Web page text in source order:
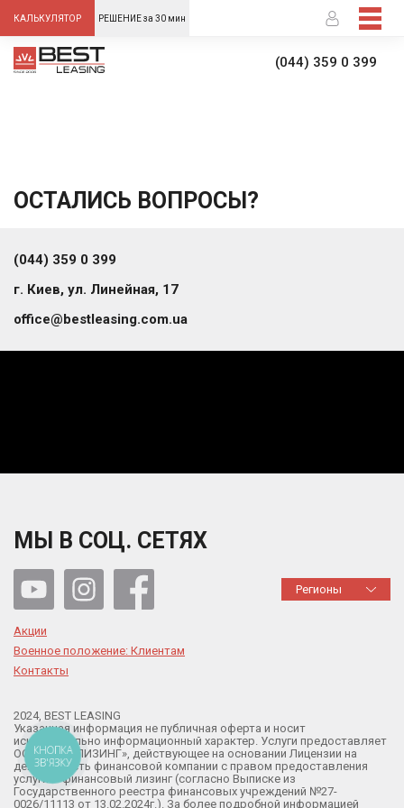
КАЛЬКУЛЯТОР РЕШЕНИЕ за 30 мин
(044) 359 0 399
ОСТАЛИСЬ ВОПРОСЫ?
(044) 359 0 399
г. Киев, ул. Линейная, 17
office@bestleasing.com.ua
МЫ В СОЦ. СЕТЯХ
Регионы
Акции
Военное положение: Клиентам
Контакты
2024, BEST LEASING
Указанная информация не публичная оферта и носит
исключительно информационный характер. Услуги предоставляет
ООО «БЕСТ ЛИЗИНГ», действующее на основании Лицензии на
деятельность финансовой компании с правом предоставления
услуги – финансовый лизинг (согласно Выписке из
Государственного реестра финансовых учреждений №27-
0026/11113 от 13.02.2024г.). За более подробной информацией
КНОПКА
ЗВ'ЯЗКУ